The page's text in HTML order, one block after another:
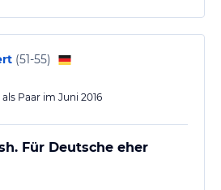
(51-55)
als Paar im Juni 2016
Für Deutsche eher